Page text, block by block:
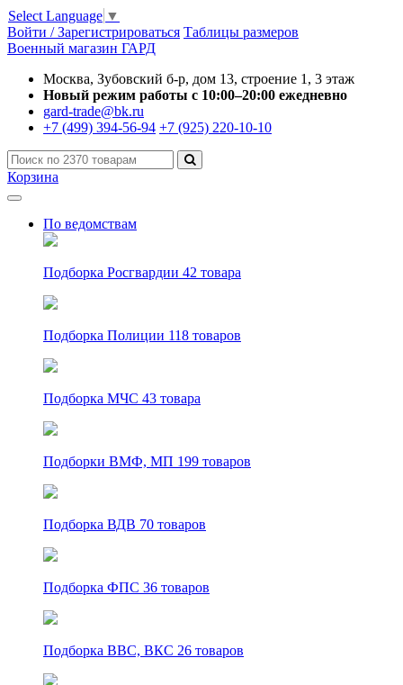
Select Language ▼
Войти / Зарегистрироваться Таблицы размеров
Военный магазин ГАРД
Москва, Зубовский б-р, дом 13, строение 1, 3 этаж
Новый режим работы с 10:00–20:00 ежедневно
gard-trade@bk.ru
+7 (499) 394-56-94 +7 (925) 220-10-10
Корзина
По ведомствам
Подборка Росгвардии 42 товара
Подборка Полиции 118 товаров
Подборка МЧС 43 товара
Подборки ВМФ, МП 199 товаров
Подборка ВДВ 70 товаров
Подборка ФПС 36 товаров
Подборка ВВС, ВКС 26 товаров